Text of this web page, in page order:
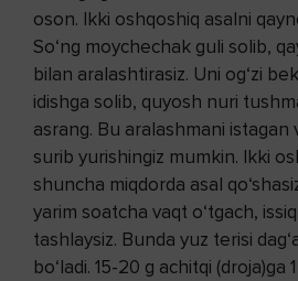
oson. Ikki oshqoshiq asalni
So‘ng moychechak guli solib,
bilan aralashtirasiz. Uni og‘zi
idishga solib, quyosh nuri
asrang. Bu aralashmani istagan
surib yurishingiz mumkin. Ikki
shuncha miqdorda asal
yarim soatcha vaqt o‘tgach,
tashlaysiz. Bunda yuz terisi
bo‘ladi. 15-20 g achitqi (droja)ga